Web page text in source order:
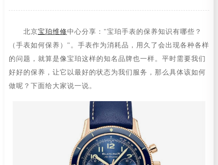
北京宝珀维修中心分享："宝珀手表的保养知识有哪些？
（手表如何保养）"。手表作为消耗品，用久了会出现各种各样
的问题，就算是像宝珀这样的知名品牌也一样。平时需要我们
好好的保养，让它以最好的状态为我们服务，那么具体该如何
做呢？下面给大家说一说。